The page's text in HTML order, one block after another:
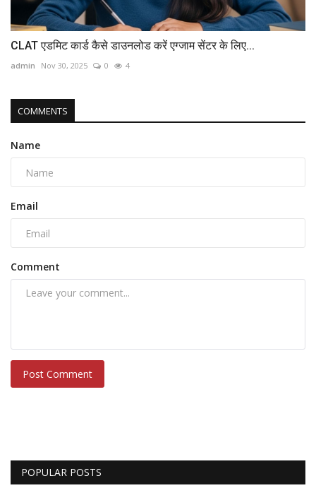
CLAT एडमिट कार्ड कैसे डाउनलोड करें एग्जाम सेंटर के लिए...
admin Nov 30, 2025 0 4
COMMENTS
Name
Email
Comment
Post Comment
POPULAR POSTS